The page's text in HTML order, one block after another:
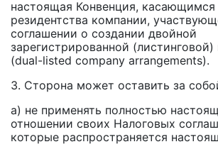
настоящая Конвенция, касающимся
резидентства компании,
соглашении о создании двойной
зарегистрированной
(dual-listed company arrangements).
3. Сторона может оставить за
a) не применять полностью
отношении своих Налоговых
которые распространяется